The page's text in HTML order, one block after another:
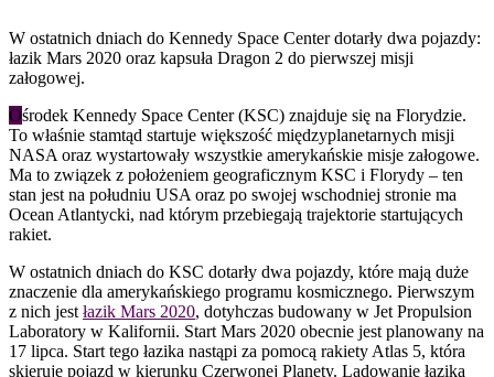
W ostatnich dniach do Kennedy Space Center dotarły dwa pojazdy:
łazik Mars 2020 oraz kapsuła Dragon 2 do pierwszej misji
załogowej.
Ośrodek Kennedy Space Center (KSC) znajduje się na Florydzie.
To właśnie stamtąd startuje większość międzyplanetarnych misji
NASA oraz wystartowały wszystkie amerykańskie misje załogowe.
Ma to związek z położeniem geograficznym KSC i Florydy – ten
stan jest na południu USA oraz po swojej wschodniej stronie ma
Ocean Atlantycki, nad którym przebiegają trajektorie startujących
rakiet.
W ostatnich dniach do KSC dotarły dwa pojazdy, które mają duże
znaczenie dla amerykańskiego programu kosmicznego. Pierwszym
z nich jest łazik Mars 2020, dotyhczas budowany w Jet Propulsion
Laboratory w Kalifornii. Start Mars 2020 obecnie jest planowany na
17 lipca. Start tego łazika nastąpi za pomocą rakiety Atlas 5, która
skieruje pojazd w kierunku Czerwonej Planety. Lądowanie łazika